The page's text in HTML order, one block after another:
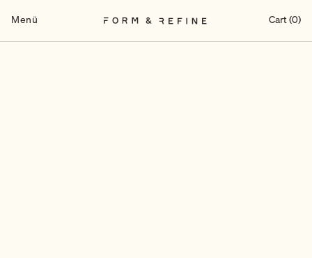
InhaltMenü Cart (0)